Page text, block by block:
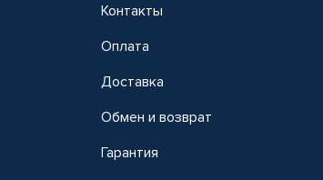
Контакты
Оплата
Доставка
Обмен и возврат
Гарантия